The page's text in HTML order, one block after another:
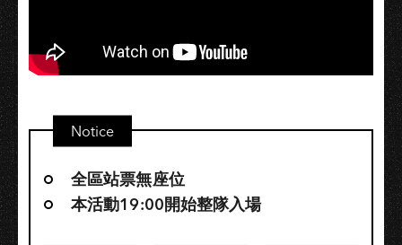
Notice
全區站票無座位
本活動19:00開始整隊入場